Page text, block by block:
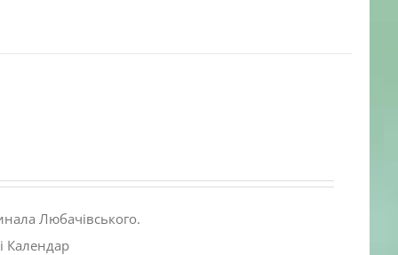
Любачівського.
Календар